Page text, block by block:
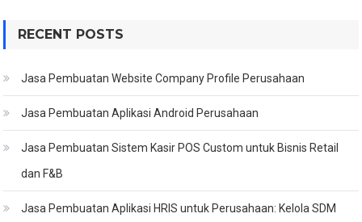
RECENT POSTS
Jasa Pembuatan Website Company Profile Perusahaan
Jasa Pembuatan Aplikasi Android Perusahaan
Jasa Pembuatan Sistem Kasir POS Custom untuk Bisnis Retail
dan F&B
Jasa Pembuatan Aplikasi HRIS untuk Perusahaan: Kelola SDM